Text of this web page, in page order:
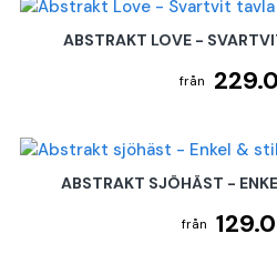
ABSTRAKT LOVE -
ABSTRAKT SJÖHÄST -